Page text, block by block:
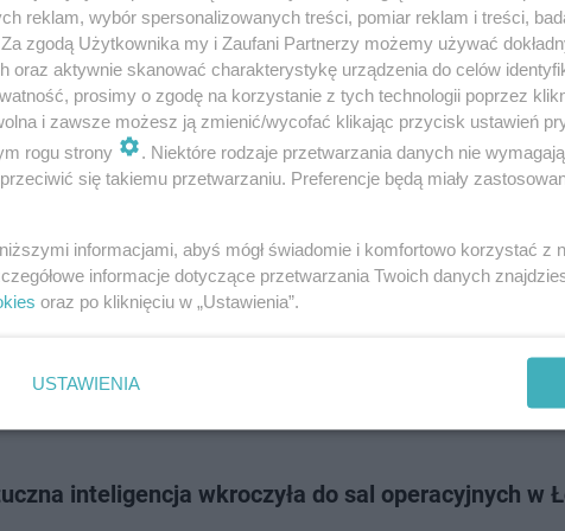
rekonstrukcyjnej stopy. 20-letni pacjent został przyjęty do placówki z
który spowodow…
z Kliniki Neurochirurgii Uniwersyteckiego Szpitala Klinicznego (USK) w
operację usunięcia guza mózgu przez oczodół. To pierwsza taka
Do guza dost…
inteligencja wkroczyła do sal operacyjnych w
reklam, wybór spersonalizowanych treści, pomiar reklam i treści,
Za zgodą Użytkownika my i Zaufani Partnerzy możemy używać
oraz aktywnie skanować charakterystykę urządzenia do celów
prosimy o zgodę na korzystanie z tych technologii poprzez
i zawsze możesz ją zmienić/wycofać klikając przycisk ustawień
rogu strony
. Niektóre rodzaje przetwarzania danych nie
się takiemu przetwarzaniu. Preferencje będą miały
informacjami, abyś mógł świadomie i komfortowo korzystać z
informacje dotyczące przetwarzania Twoich danych
oraz po kliknięciu w „Ustawienia”.
USTAWIENIA